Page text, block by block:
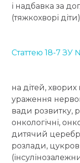
і надбавка за
(тяжкохворі
Статтею 18-7 ЗУ
на дітей, хворих
ураження
вади розвитку,
онкологічні,
дитячий
розлади,